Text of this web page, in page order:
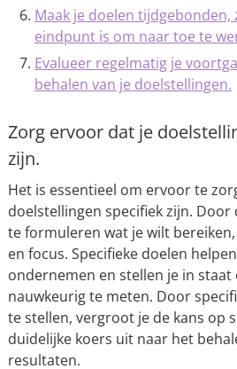
Maak je doelen
eindpunt is om naar toe te
Evalueer regelmatig je
behalen van je doelstellingen.
Zorg ervoor dat je
zijn.
Het is essentieel om ervoor te
doelstellingen specifiek zijn.
te formuleren wat je wilt
en focus. Specifieke doelen
ondernemen en stellen je in
nauwkeurig te meten. Door
te stellen, vergroot je de kans op
duidelijke koers uit naar het
resultaten.